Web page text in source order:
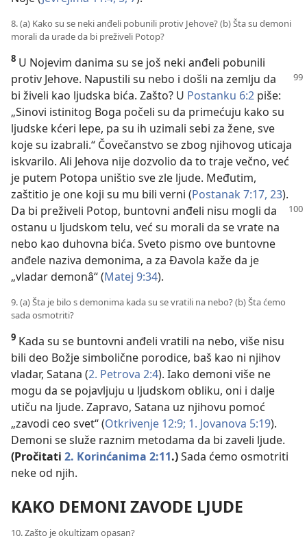
8. (a) Kako su se neki anđeli pobunili protiv Jehove? (b) Šta su demoni
morali da urade da bi preživeli Potop?
8 U Nojevim danima su se još neki anđeli pobunili
protiv Jehove. Napustili su nebo i došli na zemlju da
bi živeli kao ljudska bića. Zašto? U Postanku 6:2 piše:
„Sinovi istinitog Boga počeli su da primećuju kako su
ljudske kćeri lepe, pa su ih uzimali sebi za žene, sve
koje su izabrali.“ Čovečanstvo se zbog njihovog uticaja
iskvarilo. Ali Jehova nije dozvolio da to traje večno, već
je putem Potopa uništio sve zle ljude. Međutim,
zaštitio je one koji su mu bili verni (Postanak 7:17, 23).
Da bi preživeli Potop, buntovni anđeli nisu mogli da
ostanu u ljudskom telu, već su morali da se vrate na
nebo kao duhovna bića. Sveto pismo ove buntovne
anđele naziva demonima, a za Đavola kaže da je
„vladar demonâ“ (Matej 9:34).
9. (a) Šta je bilo s demonima kada su se vratili na nebo? (b) Šta ćemo
sada osmotriti?
9 Kada su se buntovni anđeli vratili na nebo, više nisu
bili deo Božje simbolične porodice, baš kao ni njihov
vladar, Satana (2. Petrova 2:4). Iako demoni više ne
mogu da se pojavljuju u ljudskom obliku, oni i dalje
utiču na ljude. Zapravo, Satana uz njihovu pomoć
„zavodi ceo svet“ (Otkrivenje 12:9; 1. Jovanova 5:19).
Demoni se služe raznim metodama da bi zaveli ljude.
(Pročitati 2. Korinćanima 2:11.)Sada ćemo osmotriti
neke od njih.
KAKO DEMONI ZAVODE LJUDE
10. Zašto je okultizam opasan?